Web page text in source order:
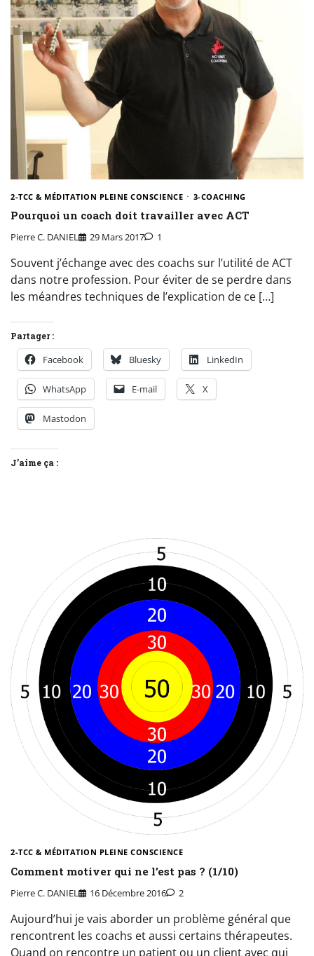
2-TCC & MÉDITATION PLEINE CONSCIENCE 3-COACHING
Pourquoi un coach doit travailler avec ACT
Pierre C. DANIEL 29 Mars 2017 1
Souvent j’échange avec des coachs sur l’utilité de ACT
dans notre profession. Pour éviter de se perdre dans
les méandres techniques de l’explication de ce […]
Partager :
Facebook Bluesky LinkedIn
WhatsApp E-mail X
Mastodon
J’aime ça :
2-TCC & MÉDITATION PLEINE CONSCIENCE
Comment motiver qui ne l’est pas ? (1/10)
Pierre C. DANIEL 16 Décembre 2016 2
Aujourd’hui je vais aborder un problème général que
rencontrent les coachs et aussi certains thérapeutes.
Quand on rencontre un patient ou un client avec qui